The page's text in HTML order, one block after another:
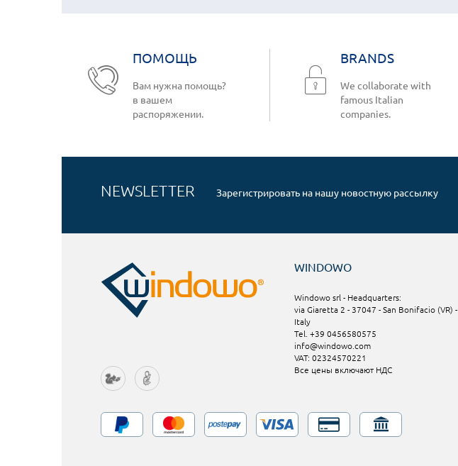
ПОМОЩЬ
Вам нужна помощь?
в вашем
распоряжении.
BRANDS
We collaborate with
famous Italian
companies.
NEWSLETTER Зарегистрировать на нашу новостную рассылку
WINDOWO
Windowo srl - Headquarters:
via Giaretta 2 - 37047 - San Bonifacio (VR) -
Italy
Tel. +39 0456580575
info@windowo.com
VAT: 02324570221
Все цены включают НДС